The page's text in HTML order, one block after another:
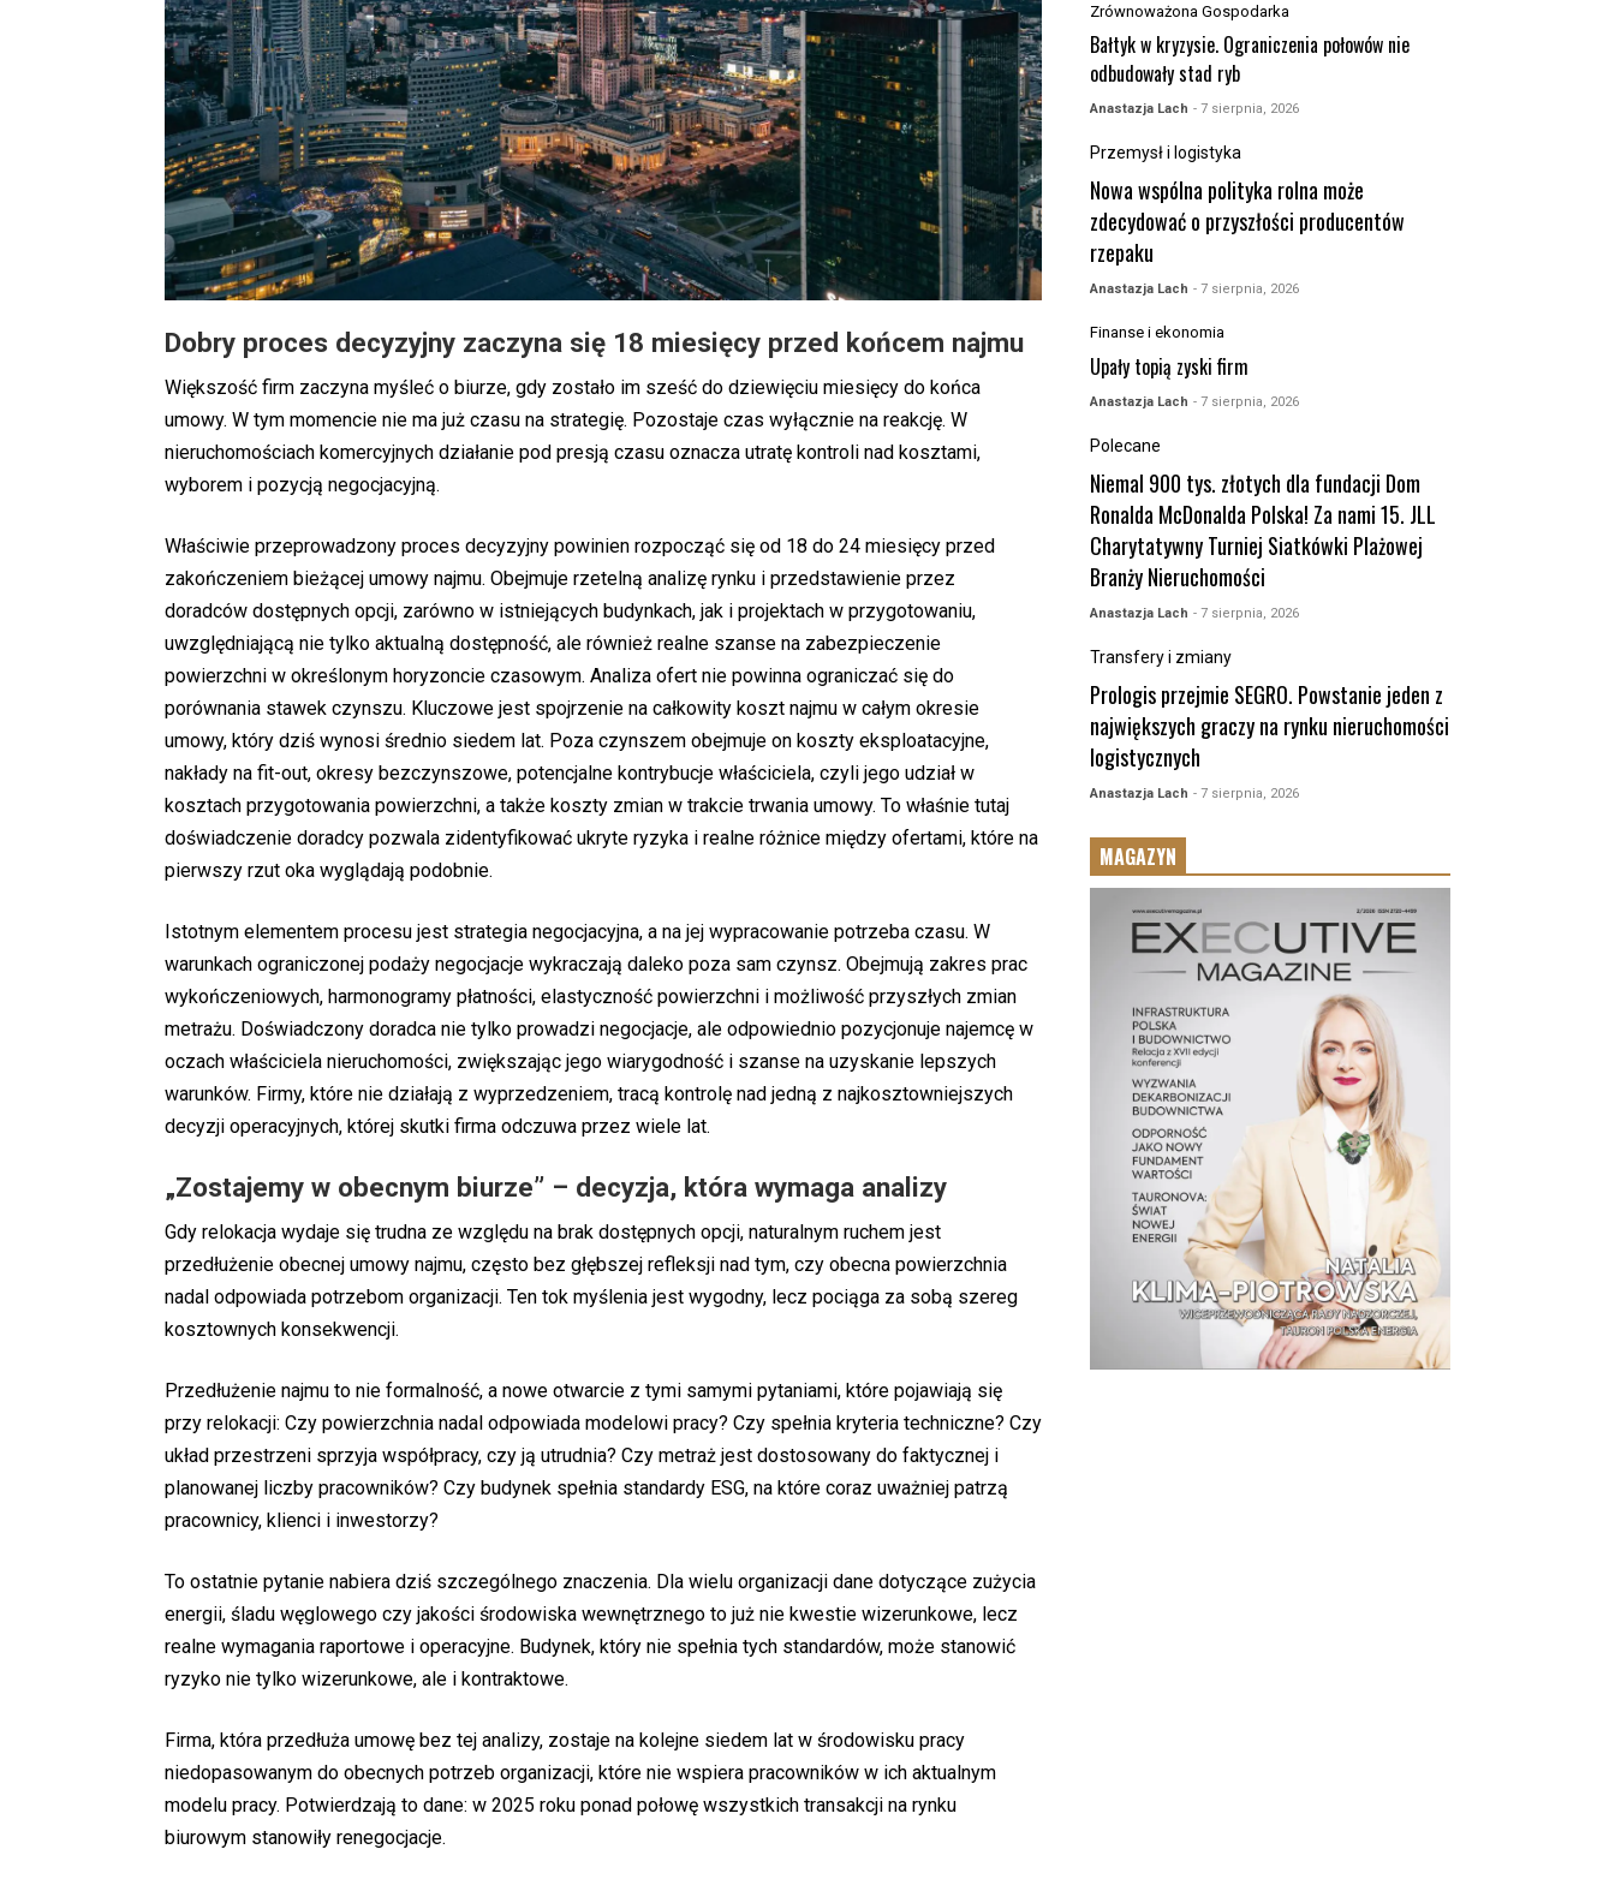
Dobry proces decyzyjny zaczyna się 18 miesięcy przed końcem najmu
Większość firm zaczyna myśleć o biurze, gdy zostało im sześć do dziewięciu miesięcy do końca
umowy. W tym momencie nie ma już czasu na strategię. Pozostaje czas wyłącznie na reakcję. W
nieruchomościach komercyjnych działanie pod presją czasu oznacza utratę kontroli nad kosztami,
wyborem i pozycją negocjacyjną.
Właściwie przeprowadzony proces decyzyjny powinien rozpocząć się od 18 do 24 miesięcy przed
zakończeniem bieżącej umowy najmu. Obejmuje rzetelną analizę rynku i przedstawienie przez
doradców dostępnych opcji, zarówno w istniejących budynkach, jak i projektach w przygotowaniu,
uwzględniającą nie tylko aktualną dostępność, ale również realne szanse na zabezpieczenie
powierzchni w określonym horyzoncie czasowym. Analiza ofert nie powinna ograniczać się do
porównania stawek czynszu. Kluczowe jest spojrzenie na całkowity koszt najmu w całym okresie
umowy, który dziś wynosi średnio siedem lat. Poza czynszem obejmuje on koszty eksploatacyjne,
nakłady na fit-out, okresy bezczynszowe, potencjalne kontrybucje właściciela, czyli jego udział w
kosztach przygotowania powierzchni, a także koszty zmian w trakcie trwania umowy. To właśnie tutaj
doświadczenie doradcy pozwala zidentyfikować ukryte ryzyka i realne różnice między ofertami, które na
pierwszy rzut oka wyglądają podobnie.
Istotnym elementem procesu jest strategia negocjacyjna, a na jej wypracowanie potrzeba czasu. W
warunkach ograniczonej podaży negocjacje wykraczają daleko poza sam czynsz. Obejmują zakres prac
wykończeniowych, harmonogramy płatności, elastyczność powierzchni i możliwość przyszłych zmian
metrażu. Doświadczony doradca nie tylko prowadzi negocjacje, ale odpowiednio pozycjonuje najemcę w
oczach właściciela nieruchomości, zwiększając jego wiarygodność i szanse na uzyskanie lepszych
warunków. Firmy, które nie działają z wyprzedzeniem, tracą kontrolę nad jedną z najkosztowniejszych
decyzji operacyjnych, której skutki firma odczuwa przez wiele lat.
„Zostajemy w obecnym biurze” – decyzja, która wymaga analizy
Gdy relokacja wydaje się trudna ze względu na brak dostępnych opcji, naturalnym ruchem jest
przedłużenie obecnej umowy najmu, często bez głębszej refleksji nad tym, czy obecna powierzchnia
nadal odpowiada potrzebom organizacji. Ten tok myślenia jest wygodny, lecz pociąga za sobą szereg
kosztownych konsekwencji.
Przedłużenie najmu to nie formalność, a nowe otwarcie z tymi samymi pytaniami, które pojawiają się
przy relokacji: Czy powierzchnia nadal odpowiada modelowi pracy? Czy spełnia kryteria techniczne? Czy
układ przestrzeni sprzyja współpracy, czy ją utrudnia? Czy metraż jest dostosowany do faktycznej i
planowanej liczby pracowników? Czy budynek spełnia standardy ESG, na które coraz uważniej patrzą
pracownicy, klienci i inwestorzy?
To ostatnie pytanie nabiera dziś szczególnego znaczenia. Dla wielu organizacji dane dotyczące zużycia
energii, śladu węglowego czy jakości środowiska wewnętrznego to już nie kwestie wizerunkowe, lecz
realne wymagania raportowe i operacyjne. Budynek, który nie spełnia tych standardów, może stanowić
ryzyko nie tylko wizerunkowe, ale i kontraktowe.
Firma, która przedłuża umowę bez tej analizy, zostaje na kolejne siedem lat w środowisku pracy
niedopasowanym do obecnych potrzeb organizacji, które nie wspiera pracowników w ich aktualnym
modelu pracy. Potwierdzają to dane: w 2025 roku ponad połowę wszystkich transakcji na rynku
biurowym stanowiły renegocjacje.
Zrównoważona Gospodarka
Bałtyk w kryzysie. Ograniczenia połowów nie
odbudowały stad ryb
Anastazja Lach - 7 sierpnia, 2026
Przemysł i logistyka
Nowa wspólna polityka rolna może
zdecydować o przyszłości producentów
rzepaku
Anastazja Lach - 7 sierpnia, 2026
Finanse i ekonomia
Upały topią zyski firm
Anastazja Lach - 7 sierpnia, 2026
Polecane
Niemal 900 tys. złotych dla fundacji Dom
Ronalda McDonalda Polska! Za nami 15. JLL
Charytatywny Turniej Siatkówki Plażowej
Branży Nieruchomości
Anastazja Lach - 7 sierpnia, 2026
Transfery i zmiany
Prologis przejmie SEGRO. Powstanie jeden z
największych graczy na rynku nieruchomości
logistycznych
Anastazja Lach - 7 sierpnia, 2026
MAGAZYN